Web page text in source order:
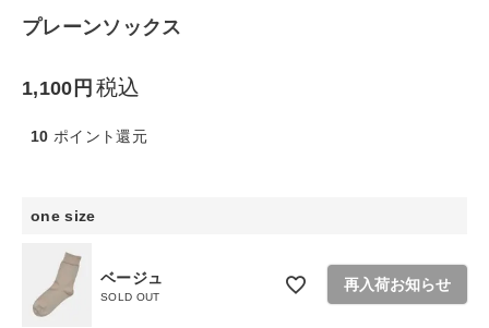
ブランド
特集
プレーンソックス
1,100 税込
10 ポイント還元
one size
ベージュ
SOLD OUT
再入荷お知らせ